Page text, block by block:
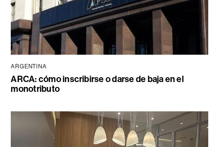
ARGENTINA
ARCA: cómo inscribirse o darse de baja en el
monotributo